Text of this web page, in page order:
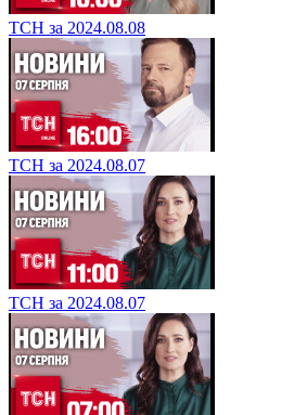
ТСН за 2024.08.08
ТСН за 2024.08.07
ТСН за 2024.08.07